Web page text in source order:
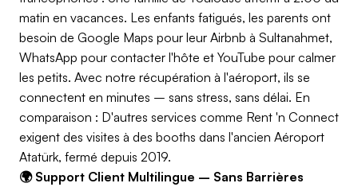
matin en vacances. Les enfants fatigués, les parents ont
besoin de Google Maps pour leur Airbnb à Sultanahmet,
WhatsApp pour contacter l'hôte et YouTube pour calmer
les petits. Avec notre récupération à l'aéroport, ils se
connectent en minutes – sans stress, sans délai. En
comparaison : D'autres services comme Rent 'n Connect
exigent des visites à des booths dans l'ancien Aéroport
Atatürk, fermé depuis 2019.
🌍 Support Client Multilingue – Sans Barrières